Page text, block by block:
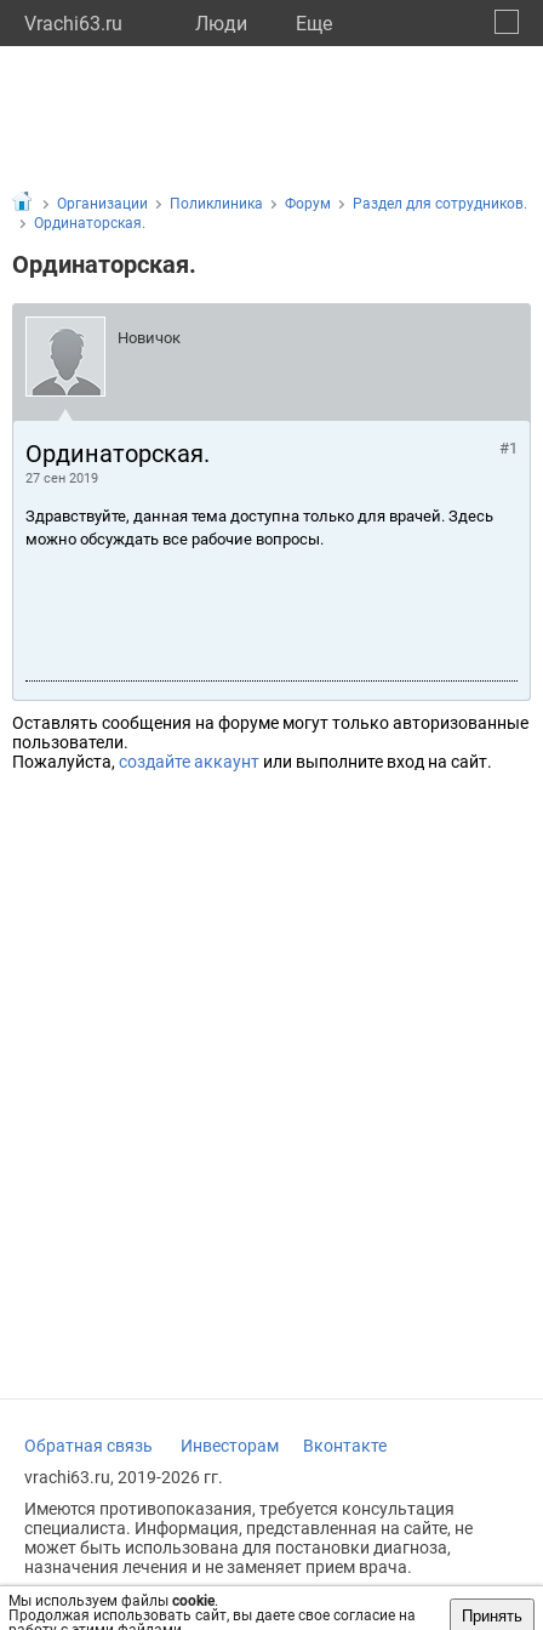
Vrachi63.ru Люди Eще
Мы используем файлы cookie.
Продолжая использовать сайт, вы даете свое согласие на
Принять
Организации Поликлиника Форум
Раздел для сотрудников.
Ординаторская.
Ординаторская.
Новичок
Ординаторская.
27 сен 2019
#1
Здравствуйте, данная тема доступна только для врачей. Здесь
можно обсуждать все рабочие вопросы.
Оставлять сообщения на форуме могут только авторизованные
пользователи.
Пожалуйста, создайте аккаунт или выполните вход на сайт.
Обратная связь Инвесторам
Вконтакте
vrachi63.ru, 2019-2026 гг.
Имеются противопоказания, требуется консультация
специалиста. Информация, представленная на сайте, не
может быть использована для постановки диагноза,
назначения лечения и не заменяет прием врача.
Возрастное ограничение: 18+